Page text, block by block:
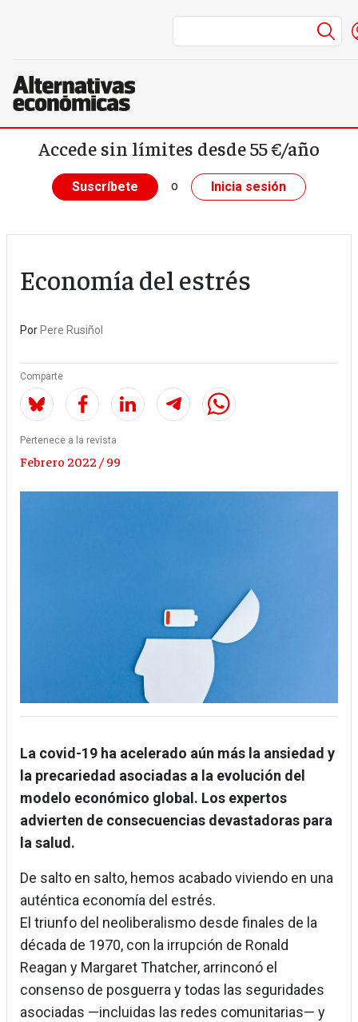
Pasar al contenido principal
Accede sin límites desde 55 €/año
Suscríbete o Inicia sesión
Economía del estrés
Por Pere Rusiñol
Comparte
Pertenece a la revista
Febrero 2022 / 99
La covid-19 ha acelerado aún más la ansiedad y
la precariedad asociadas a la evolución del
modelo económico global. Los expertos
advierten de consecuencias devastadoras para
la salud.
De salto en salto, hemos acabado viviendo en una
auténtica economía del estrés.
El triunfo del neoliberalismo desde finales de la
década de 1970, con la irrupción de Ronald
Reagan y Margaret Thatcher, arrinconó el
consenso de posguerra y todas las seguridades
asociadas —incluidas las redes comunitarias— y